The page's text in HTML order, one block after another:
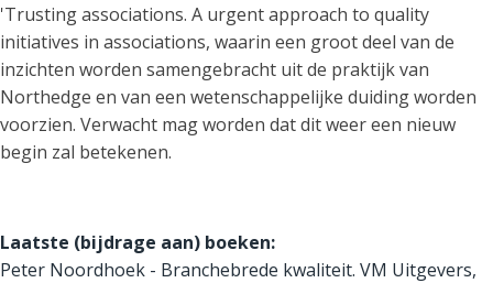
'Trusting associations. A urgent approach to quality
initiatives in associations, waarin een groot deel van de
inzichten worden samengebracht uit de praktijk van
Northedge en van een wetenschappelijke duiding worden
voorzien. Verwacht mag worden dat dit weer een nieuw
begin zal betekenen.
Laatste (bijdrage aan) boeken:
Peter Noordhoek - Branchebrede kwaliteit. VM Uitgevers,